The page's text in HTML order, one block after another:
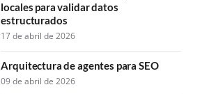
locales para validar datos
estructurados
17 de abril de 2026
Arquitectura de agentes para SEO
09 de abril de 2026